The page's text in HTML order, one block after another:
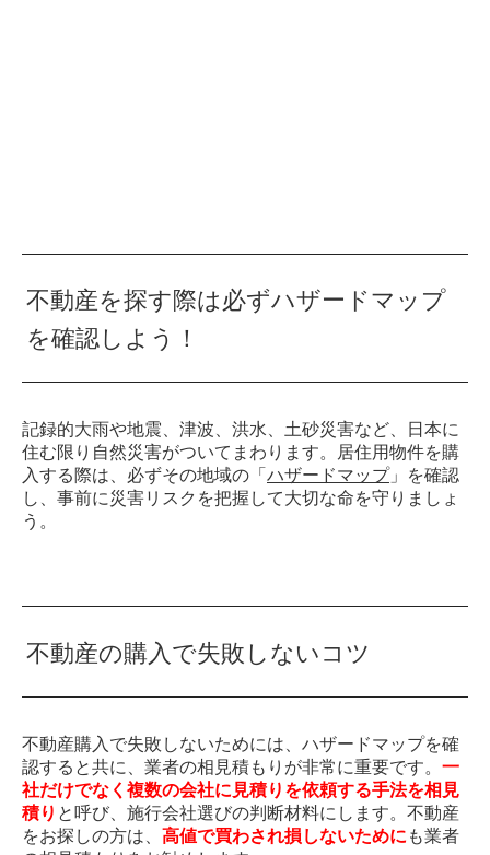
不動産を探す際は必ずハザードマップ
を確認しよう！
記録的大雨や地震、津波、洪水、土砂災害など、日本に
住む限り自然災害がついてまわります。居住用物件を購
入する際は、必ずその地域の「 ハザードマップ」を確認
し、事前に災害リスクを把握して大切な命を守りましょ
う。
不動産の購入で失敗しないコツ
不動産購入で失敗しないためには、ハザードマップを確
認すると共に、業者の相見積もりが非常に重要です。 一
社だけでなく複数の会社に見積りを依頼する手法を相見
積り と呼び、施行会社選びの判断材料にします。不動産
をお探しの方は、 高値で買わされ損しないために も業者